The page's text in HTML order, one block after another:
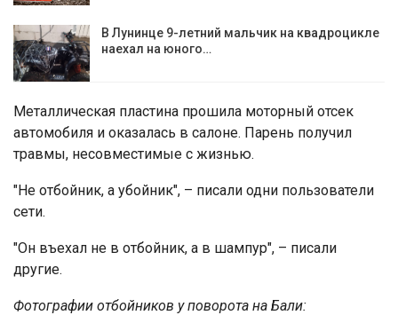
В Лунинце 9-летний мальчик на квадроцикле
наехал на юного…
Металлическая пластина прошила моторный отсек
автомобиля и оказалась в салоне. Парень получил
травмы, несовместимые с жизнью.
"Не отбойник, а убойник", – писали одни пользователи
сети.
"Он въехал не в отбойник, а в шампур", – писали
другие.
Фотографии отбойников у поворота на Бали: